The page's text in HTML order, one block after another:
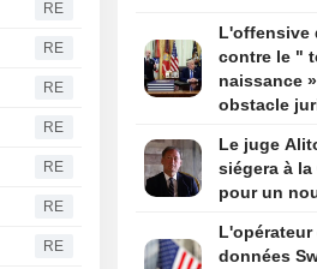
RE
RE
RE
RE
RE
RE
RE
discours
L'offensive
contre le "
naissance
obstacle
suprême
Le juge
siégera à
pour un
L'opérateur
données